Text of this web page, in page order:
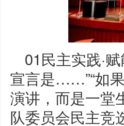
01民主实践·
宣言是……”“如
演讲，而是一堂
队委员会民主竞